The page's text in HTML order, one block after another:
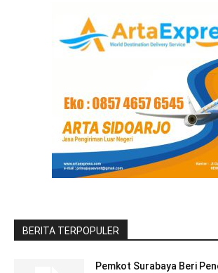
BERITA TERPOPULER
Pemkot Surabaya Beri